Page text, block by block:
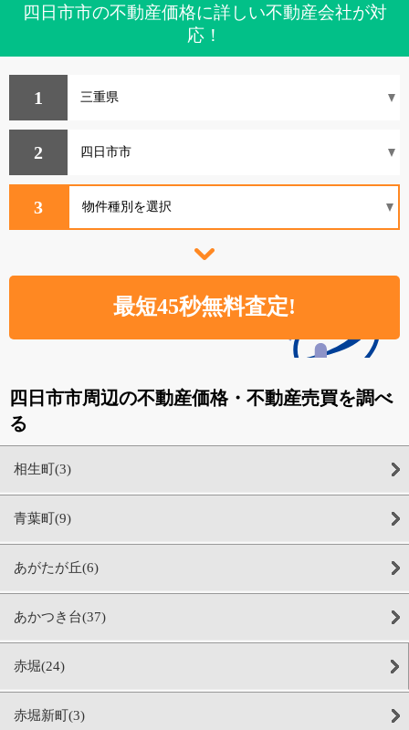
四日市市の不動産価格に詳しい不動産会社が対
応！
1
2
3
四日市市周辺の不動産価格・不動産売買を調べ
る
相生町(3)
青葉町(9)
あがたが丘(6)
あかつき台(37)
赤堀(24)
赤堀新町(3)